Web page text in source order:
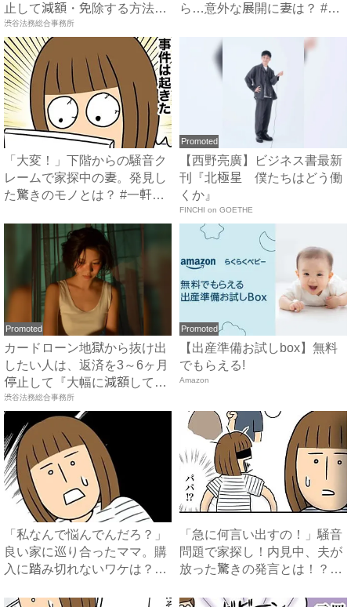
止して減額・免除する方法』
で...
渋谷法務総合事務所
ら…意外な展開に妻は？ #一
「大変！」下階からの騒音ク
レームで家探中の妻。発見し
た驚きのモノとは？ #一軒
Promoted
【西野亮廣】ビジネス書最新
刊『北極星 僕たちはどう働
くか』
FINCHI on GOETHE
Promoted
カードローン地獄から抜け出
したい人は、返済を3～6ヶ月
停止して『大幅に減額して
か...
渋谷法務総合事務所
Promoted
【出産準備お試しbox】無料
でもらえる!
Amazon
「私なんで悩んでんだろ？」
良い家に巡り合ったママ。購
入に踏み切れないワケは？
「急に何言い出すの！」騒音
問題で家探し！内見中、夫が
放った驚きの発言とは！？